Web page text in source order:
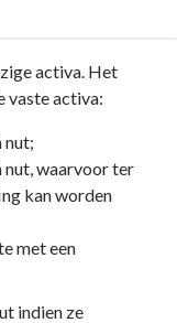
activa. Het
vaste activa:
nut;
nut, waarvoor ter
kan worden
met een
indien ze